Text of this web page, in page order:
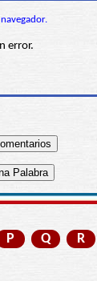
error.
P Q R